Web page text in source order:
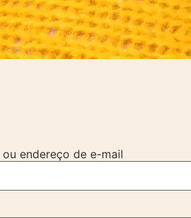
endereço de e-mail